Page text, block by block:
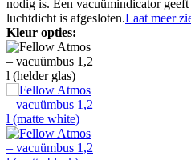
nodig is. Een vacuümindicator
luchtdicht is afgesloten.Laat meer
Kleur opties: